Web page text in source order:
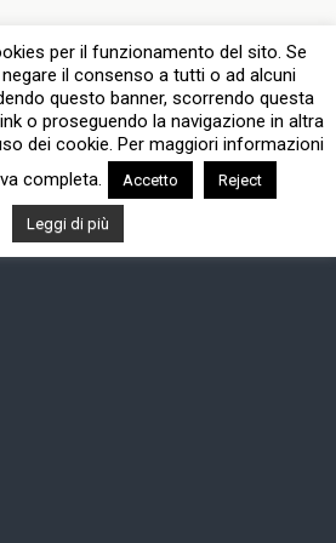
per il funzionamento del sito. Se
il consenso a tutti o ad alcuni
questo banner, scorrendo questa
o proseguendo la navigazione in altra
dei cookie. Per maggiori informazioni
completa.
Accetto Reject
Leggi di più